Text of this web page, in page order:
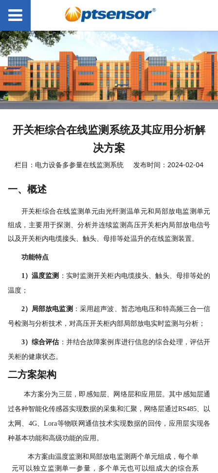
开关柜综合在线监测系统及其应用分析解
决方案
栏目：电力设备多参量在线监测系统 发布时间：2024-02-04
一、概述
开关柜综合在线监测单元由光纤测温单元和 局部放电监测单元
组成，主要用于探测、分析并连续监测高压开关柜内局部放电信号
以及开关柜内电缆接头、触头、母排等处温升的在线监测装置。
功能特点
1）温度监测 ：实时监测开关柜内电缆接头、触头、母排等处的
温度；
2） 局部放电监测 ：采用超声波、暂态地电压和特高频三合一信
号检测与分析技术，对高压开关柜内部局部放电实时监测与分析；
3） 综合评估 ：并结合故障案例库进行信息的综合处理，评估开
关柜的健康状态。
二方案架构
本方案分为三层，即感知层、网络层和应用层。其中感知层通
过各种智能化传感器实现数据的采集和汇聚，网络层通过RS485、以
太网、4G、Lora等物联网通信技术实现数据的回传，应用层实现各
种基本功能和高级功能的应用。
本方案由温度监测和 局部放电监测 两个单元组成，每个单
元可以独立监测单一参量 ，多个单元也可以组成大的综合系